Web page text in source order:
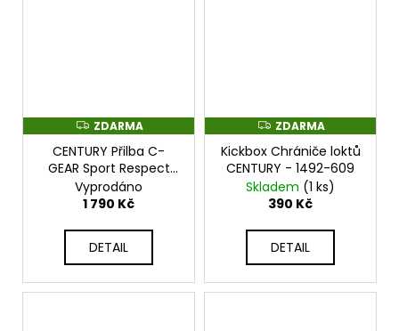
Z
D
A
R
M
A
ZDARMA
CENTURY Přilba C-
GEAR Sport Respect
certifikovaná WAKO
černo/modrá -
Vyprodáno
1 790 Kč
DETAIL
Z
D
A
R
M
A
ZDARMA
Kickbox Chrániče loktů
CENTURY - 1492-609
Skladem (1 ks)
390 Kč
DETAIL